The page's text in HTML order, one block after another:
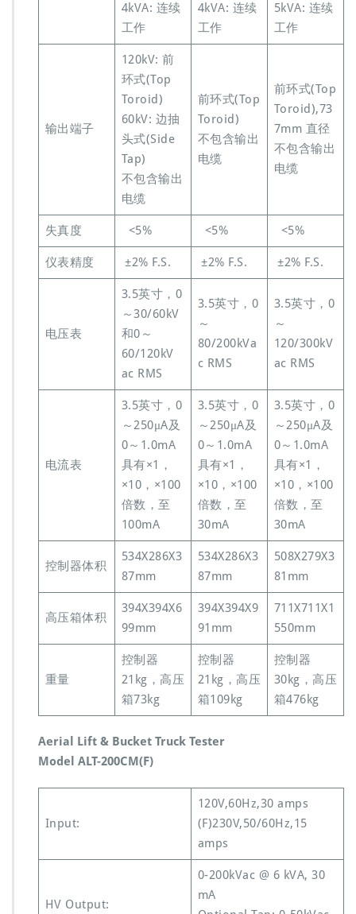
4kVA: 连续
工作
4kVA: 连续
工作
5kVA: 连续
工作
输出端子
120kV: 前
环式(Top
Toroid)
60kV: 边抽
头式(Side
Tap)
不包含输出
电缆
前环式(Top
Toroid)
不包含输出
电缆
前环式(Top
Toroid),73
7mm 直径
不包含输出
电缆
失真度 <5% <5% <5%
仪表精度 ±2% F.S. ±2% F.S. ±2% F.S.
电压表
3.5英寸，0
～30/60kV
和0～
60/120kV
ac RMS
3.5英寸，0
～
80/200kVa
c RMS
3.5英寸，0
～
120/300kV
ac RMS
电流表
3.5英寸，0
～250μA及
0～1.0mA
具有×1，
×10，×100
倍数，至
100mA
3.5英寸，0
～250μA及
0～1.0mA
具有×1，
×10，×100
倍数，至
30mA
3.5英寸，0
～250μA及
0～1.0mA
具有×1，
×10，×100
倍数，至
30mA
控制器体积
534X286X3
87mm
534X286X3
87mm
508X279X3
81mm
高压箱体积
394X394X6
99mm
394X394X9
91mm
711X711X1
550mm
重量
控制器
21kg，高压
箱73kg
控制器
21kg，高压
箱109kg
控制器
30kg，高压
箱476kg
Aerial Lift & Bucket Truck Tester
Model ALT-200CM(F)
Input:
120V,60Hz,30 amps
(F)230V,50/60Hz,15
amps
HV Output:
0-200kVac @ 6 kVA, 30
mA